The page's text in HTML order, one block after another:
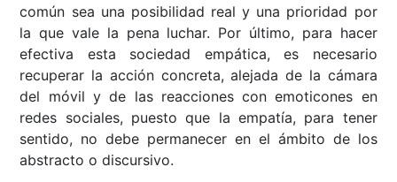
común sea una posibilidad real y una prioridad por
la que vale la pena luchar. Por último, para hacer
efectiva esta sociedad empática, es necesario
recuperar la acción concreta, alejada de la cámara
del móvil y de las reacciones con emoticones en
redes sociales, puesto que la empatía, para tener
sentido, no debe permanecer en el ámbito de los
abstracto o discursivo.